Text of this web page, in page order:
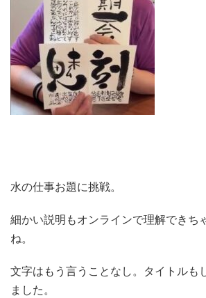
水の仕事お題に挑戦。
細かい説明もオンラインで理解できち
ね。
文字はもう言うことなし。タイトルも
ました。